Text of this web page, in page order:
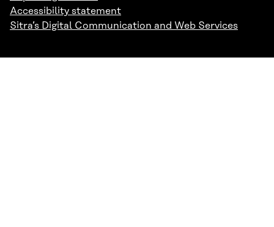
Accessibility statement
Sitra’s Digital Communication and Web Services